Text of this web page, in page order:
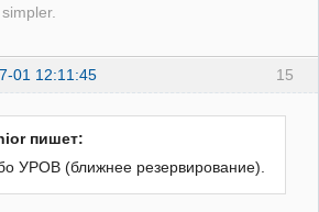
15
01 12:11:45
пишет:
УРОВ (ближнее резервирование).